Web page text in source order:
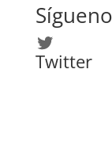
Twitter
Twitter